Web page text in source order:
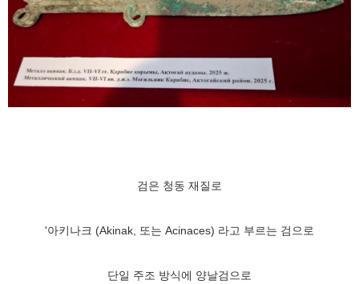
검은 청동 재질로
'아키나크 (Akinak, 또는 Acinaces) 라고 부르는 검으로
단일 주조 방식에 양날검으로